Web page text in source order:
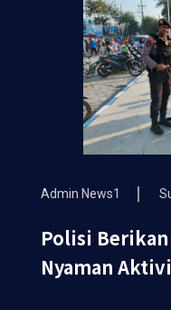
Admin News1
Polisi Berikan
Nyaman